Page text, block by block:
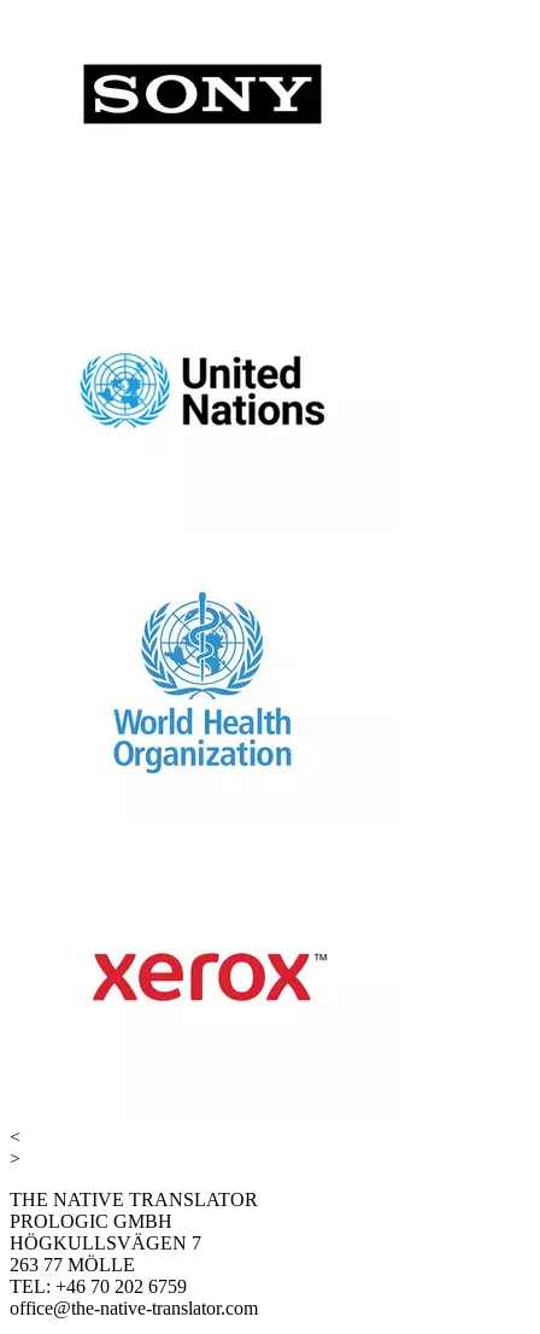
<
>
THE NATIVE TRANSLATOR
PROLOGIC GMBH
HÖGKULLSVÄGEN 7
263 77 MÖLLE
TEL: +46 70 202 6759
office@the-native-translator.com